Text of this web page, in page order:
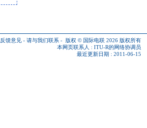
反馈意见 - 请与我们联系 - 版权 © 国际电联 2026 版权所有
本网页联系人 : ITU-R的网络协调员
最近更新日期 : 2011-06-15